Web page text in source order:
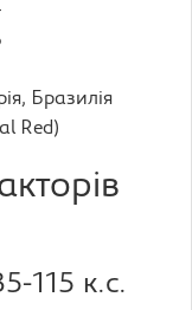
Бразилія
Red)
115 к.с.